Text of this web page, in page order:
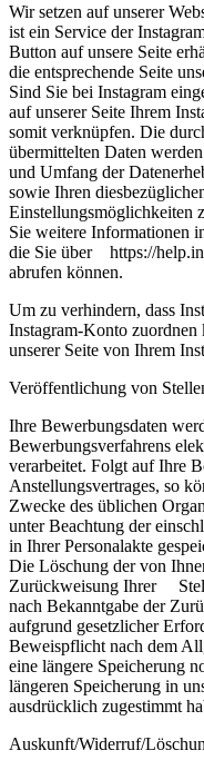
Wir setzen auf unserer
ist ein Service der
Button auf unsere Seite
die entsprechende Seite
Sind Sie bei Instagram
auf unserer Seite Ihrem
somit verknüpfen. Die
übermittelten Daten
und Umfang der
sowie Ihren
Einstellungsmöglichkeiten
Sie weitere Informationen
die Sie über https://
abrufen können.
Um zu verhindern, dass
Instagram-Konto zuordnen
unserer Seite von Ihrem
Veröffentlichung von
Ihre Bewerbungsdaten
Bewerbungsverfahrens
verarbeitet. Folgt auf Ihre
Anstellungsvertrages, so
Zwecke des üblichen
unter Beachtung der
in Ihrer Personalakte
Die Löschung der von
Zurückweisung Ihrer
nach Bekanntgabe der
aufgrund gesetzlicher
Beweispflicht nach dem
eine längere Speicherung
längeren Speicherung in
ausdrücklich zugestimmt
Auskunft/Widerruf/